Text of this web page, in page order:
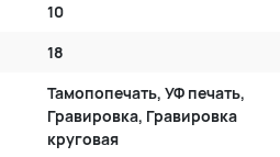
10
18
Тамопопечать, УФ печать,
Гравировка, Гравировка
круговая